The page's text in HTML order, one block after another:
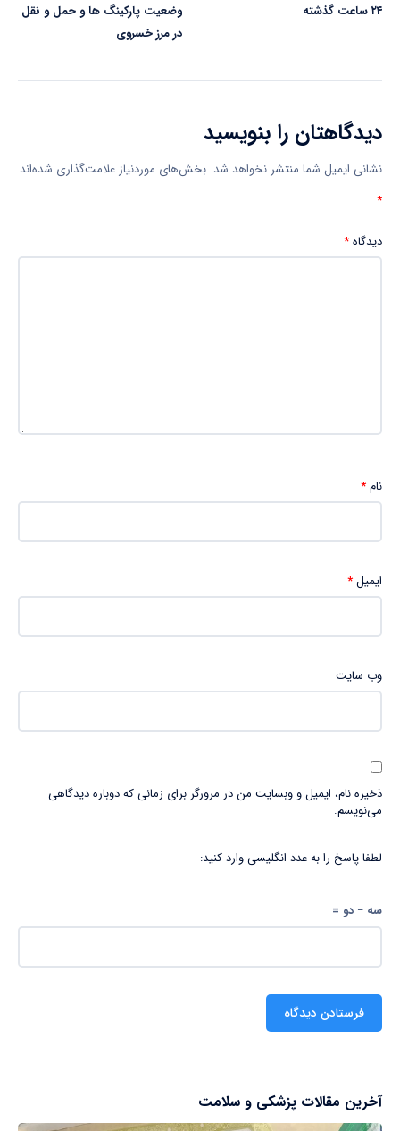
۲۴ ساعت گذشته
وضعیت پارکینگ ها و حمل و نقل
در مرز خسروی
دیدگاهتان را بنویسید
نشانی ایمیل شما منتشر نخواهد شد. بخش‌های موردنیاز علامت‌گذاری شده‌اند
*
دیدگاه*
نام*
ایمیل*
وب‌ سایت
ذخیره نام، ایمیل و وبسایت من در مرورگر برای زمانی که دوباره دیدگاهی
می‌نویسم.
لطفا پاسخ را به عدد انگلیسی وارد کنید:
سه − دو =
آخرین مقالات پزشکی و سلامت